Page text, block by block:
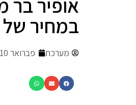
במחיר של 1.7 מיליון ש"ח בלבד (וידאו)
מערכת פברואר 10, 2026